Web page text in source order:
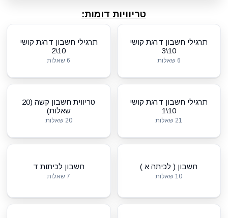
טריוויות דומות:
תרגילי חשבון דרגת קושי
10\3
6 שאלות
תרגילי חשבון דרגת קושי
10\2
6 שאלות
תרגילי חשבון דרגת קושי
10\1
21 שאלות
טריווית חשבון קשה (20
שאלות)
20 שאלות
חשבון ( לכיתה א )
10 שאלות
חשבון לכיתות ד
7 שאלות